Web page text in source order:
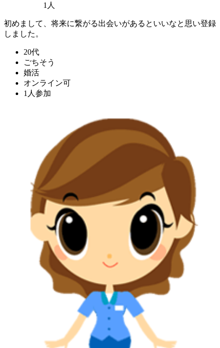
1人
初めまして、将来に繋がる出会いがあるといいなと思い登録
しました。
20代
ごちそう
婚活
オンライン可
1人参加